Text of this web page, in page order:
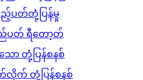
ည့်ပတ်တုံ့ပြန်မှု
ည်ပတ် ရီတော့တ်
ော တုံ့ပြန်စနစ်
က် တုံ့ပြန်စနစ်